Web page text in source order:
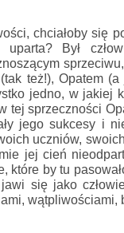
chciałoby się
Był
też!), Opatem
jedno, w jakiej
tej sprzeczności
jego sukcesy i
uczniów,
jej cień
które by tu
się jako
wątpliwościami,